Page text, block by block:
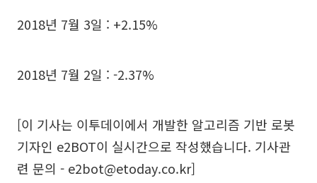
2018년 7월 3일 : +2.15%
2018년 7월 2일 : -2.37%
[이 기사는 이투데이에서 개발한 알고리즘 기반 로봇
기자인 e2BOT이 실시간으로 작성했습니다. 기사관
련 문의 - e2bot@etoday.co.kr]